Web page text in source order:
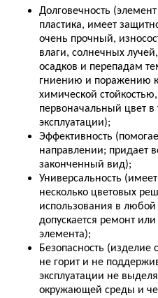
Долговечность
пластика, имеет
очень прочный,
влаги, солнечных
осадков и перепадам
гниению и поражению
химической
первоначальный цвет в
эксплуатации);
Эффективность
направлении; придает
законченный вид);
Универсальность
несколько цветовых
использования в любой
допускается ремонт
элемента);
Безопасность (изделие
не горит и не
эксплуатации не
окружающей среды и